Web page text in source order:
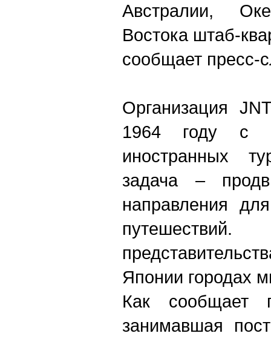
Австралии,
Востока штаб-
сообщает пресс-
Организация
1964 году с
иностранных
задача –
направления
Японии городах
Как сообщает
занимавшая